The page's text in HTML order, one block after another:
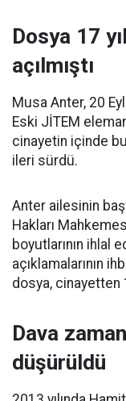
Dosya 17
açılmıştı
Musa Anter, 20
Eski JİTEM
cinayetin içinde
ileri sürdü.
Anter ailesinin
Hakları
boyutlarının ihlal
açıklamalarının
dosya, cinayetten
Dava
düşürüldü